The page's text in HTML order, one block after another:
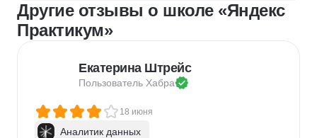
Другие отзывы о школе «Яндекс
Практикум»
Екатерина Штрейс
Пользователь Хабра
18 июня
Аналитик данных